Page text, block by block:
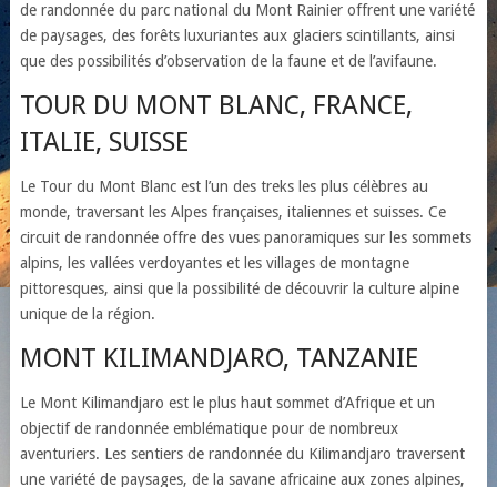
de randonnée du parc national du Mont Rainier offrent une variété
de paysages, des forêts luxuriantes aux glaciers scintillants, ainsi
que des possibilités d’observation de la faune et de l’avifaune.
TOUR DU MONT BLANC, FRANCE,
ITALIE, SUISSE
Le Tour du Mont Blanc est l’un des treks les plus célèbres au
monde, traversant les Alpes françaises, italiennes et suisses. Ce
circuit de randonnée offre des vues panoramiques sur les sommets
alpins, les vallées verdoyantes et les villages de montagne
pittoresques, ainsi que la possibilité de découvrir la culture alpine
unique de la région.
MONT KILIMANDJARO, TANZANIE
Le Mont Kilimandjaro est le plus haut sommet d’Afrique et un
objectif de randonnée emblématique pour de nombreux
aventuriers. Les sentiers de randonnée du Kilimandjaro traversent
une variété de paysages, de la savane africaine aux zones alpines,